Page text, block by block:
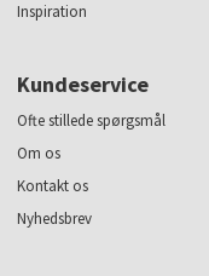
Inspiration
Kundeservice
Ofte stillede spørgsmål
Om os
Kontakt os
Nyhedsbrev